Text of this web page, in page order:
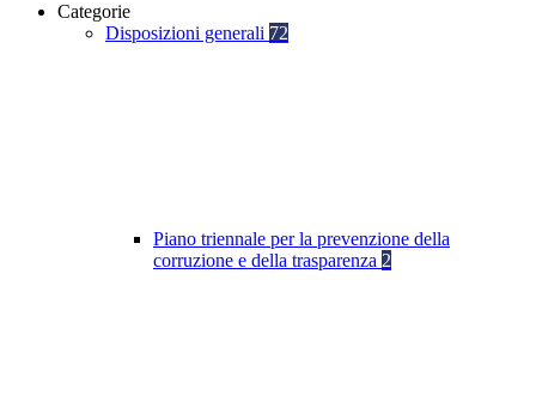
Categorie
Disposizioni generali 72
Piano triennale per la prevenzione della
corruzione e della trasparenza 2